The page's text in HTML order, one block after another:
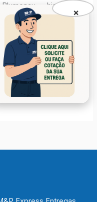
— histórias
da M&P Express
com ruas floridas,
carrega a alma alemã
sabe: por trás das
há um lado […]
×